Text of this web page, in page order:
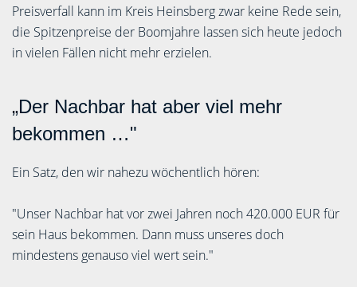
Preisverfall kann im Kreis Heinsberg zwar keine Rede sein,
die Spitzenpreise der Boomjahre lassen sich heute jedoch
in vielen Fällen nicht mehr erzielen.
„Der Nachbar hat aber viel mehr
bekommen …"
Ein Satz, den wir nahezu wöchentlich hören:
"Unser Nachbar hat vor zwei Jahren noch 420.000 EUR für
sein Haus bekommen. Dann muss unseres doch
mindestens genauso viel wert sein."